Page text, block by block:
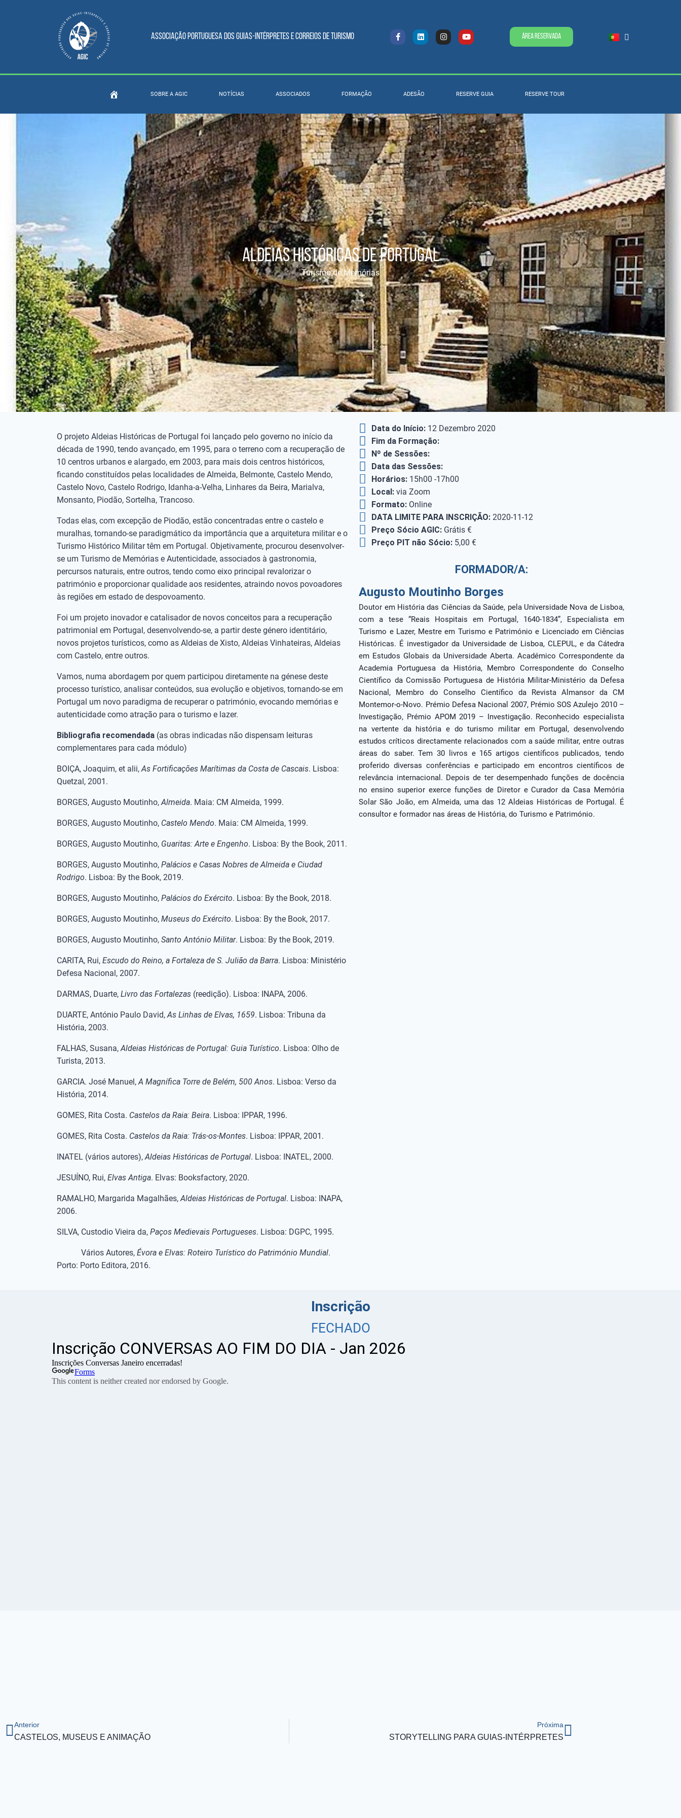
Associação Portuguesa dos Guias-intérpretes e Correios de turismo Área Reservada
SOBRE A AGIC NOTÍCIAS ASSOCIADOS FORMAÇÃO ADESÃO RESERVE GUIA RESERVE TOUR
Aldeias Históricas de Portugal
Turismo de Memórias
O projeto Aldeias Históricas de Portugal foi lançado pelo governo no início da
década de 1990, tendo avançado, em 1995, para o terreno com a recuperação de
10 centros urbanos e alargado, em 2003, para mais dois centros históricos,
ficando constituídos pelas localidades de Almeida, Belmonte, Castelo Mendo,
Castelo Novo, Castelo Rodrigo, Idanha-a-Velha, Linhares da Beira, Marialva,
Monsanto, Piodão, Sortelha, Trancoso.
Todas elas, com excepção de Piodão, estão concentradas entre o castelo e
muralhas, tornando-se paradigmático da importância que a arquitetura militar e o
Turismo Histórico Militar têm em Portugal. Objetivamente, procurou desenvolver-
se um Turismo de Memórias e Autenticidade, associados à gastronomia,
percursos naturais, entre outros, tendo como eixo principal revalorizar o
património e proporcionar qualidade aos residentes, atraindo novos povoadores
às regiões em estado de despovoamento.
Foi um projeto inovador e catalisador de novos conceitos para a recuperação
patrimonial em Portugal, desenvolvendo-se, a partir deste género identitário,
novos projetos turísticos, como as Aldeias de Xisto, Aldeias Vinhateiras, Aldeias
com Castelo, entre outros.
Vamos, numa abordagem por quem participou diretamente na génese deste
processo turístico, analisar conteúdos, sua evolução e objetivos, tornando-se em
Portugal um novo paradigma de recuperar o património, evocando memórias e
autenticidade como atração para o turismo e lazer.
Bibliografia recomendada (as obras indicadas não dispensam leituras
complementares para cada módulo)
BOIÇA, Joaquim, et alii,As Fortificações Marítimas da Costa de Cascais. Lisboa:
Quetzal, 2001.
BORGES, Augusto Moutinho,Almeida. Maia: CM Almeida, 1999.
BORGES, Augusto Moutinho, Castelo Mendo. Maia: CM Almeida, 1999.
BORGES, Augusto Moutinho, Guaritas: Arte e Engenho. Lisboa: By the Book, 2011.
BORGES, Augusto Moutinho, Palácios e Casas Nobres de Almeida e Ciudad
Rodrigo. Lisboa: By the Book, 2019.
BORGES, Augusto Moutinho, Palácios do Exército. Lisboa: By the Book, 2018.
BORGES, Augusto Moutinho, Museus do Exército. Lisboa: By the Book, 2017.
BORGES, Augusto Moutinho, Santo António Militar. Lisboa: By the Book, 2019.
CARITA, Rui, Escudo do Reino, a Fortaleza de S. Julião da Barra. Lisboa: Ministério
Defesa Nacional, 2007.
DARMAS, Duarte, Livro das Fortalezas (reedição). Lisboa: INAPA, 2006.
DUARTE, António Paulo David,As Linhas de Elvas, 1659. Lisboa: Tribuna da
História, 2003.
FALHAS, Susana,Aldeias Históricas de Portugal: Guia Turístico. Lisboa: Olho de
Turista, 2013.
GARCIA. José Manuel,A Magnífica Torre de Belém, 500 Anos. Lisboa: Verso da
História, 2014.
GOMES, Rita Costa. Castelos da Raia: Beira. Lisboa: IPPAR, 1996.
GOMES, Rita Costa. Castelos da Raia: Trás-os-Montes. Lisboa: IPPAR, 2001.
INATEL (vários autores),Aldeias Históricas de Portugal. Lisboa: INATEL, 2000.
JESUÍNO, Rui, Elvas Antiga. Elvas: Booksfactory, 2020.
RAMALHO, Margarida Magalhães,Aldeias Históricas de Portugal. Lisboa: INAPA,
2006.
SILVA, Custodio Vieira da, Paços Medievais Portugueses. Lisboa: DGPC, 1995.
Vários Autores, Évora e Elvas: Roteiro Turístico do Património Mundial.
Porto: Porto Editora, 2016.
Data do Início: 12 Dezembro 2020
Fim da Formação:
Nº de Sessões:
Data das Sessões:
Horários: 15h00 -17h00
Local: via Zoom
Formato: Online
DATA LIMITE PARA INSCRIÇÃO: 2020-11-12
Preço Sócio AGIC: Grátis €
Preço PIT não Sócio: 5,00 €
FORMADOR/A:
Augusto Moutinho Borges
Doutor em História das Ciências da Saúde, pela Universidade Nova de Lisboa,
com a tese “Reais Hospitais em Portugal, 1640-1834”, Especialista em
Turismo e Lazer, Mestre em Turismo e Património e Licenciado em Ciências
Históricas. É investigador da Universidade de Lisboa, CLEPUL, e da Cátedra
em Estudos Globais da Universidade Aberta. Académico Correspondente da
Academia Portuguesa da História, Membro Correspondente do Conselho
Científico da Comissão Portuguesa de História Militar-Ministério da Defesa
Nacional, Membro do Conselho Científico da Revista Almansor da CM
Montemor-o-Novo. Prémio Defesa Nacional 2007, Prémio SOS Azulejo 2010 –
Investigação, Prémio APOM 2019 – Investigação. Reconhecido especialista
na vertente da história e do turismo militar em Portugal, desenvolvendo
estudos críticos directamente relacionados com a saúde militar, entre outras
áreas do saber. Tem 30 livros e 165 artigos científicos publicados, tendo
proferido diversas conferências e participado em encontros científicos de
relevância internacional. Depois de ter desempenhado funções de docência
no ensino superior exerce funções de Diretor e Curador da Casa Memória
Solar São João, em Almeida, uma das 12 Aldeias Históricas de Portugal. É
consultor e formador nas áreas de História, do Turismo e Património.
Inscrição
FECHADO
Anterior
CASTELOS, MUSEUS E ANIMAÇÃO
Próxima
STORYTELLING PARA GUIAS-INTÉRPRETES